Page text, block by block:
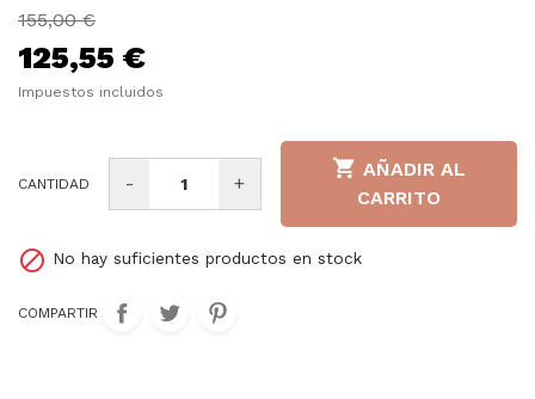
155,00 €
125,55 €
Impuestos incluidos
CANTIDAD - +

CARRITO
 No hay suficientes productos en stock
COMPARTIR